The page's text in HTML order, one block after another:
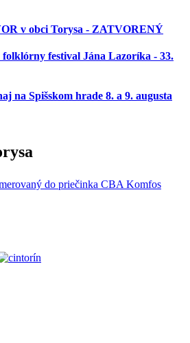
v obci Torysa - ZATVORENÝ
festival Jána Lazoríka - 33.
na Spišskom hrade 8. a 9. augusta